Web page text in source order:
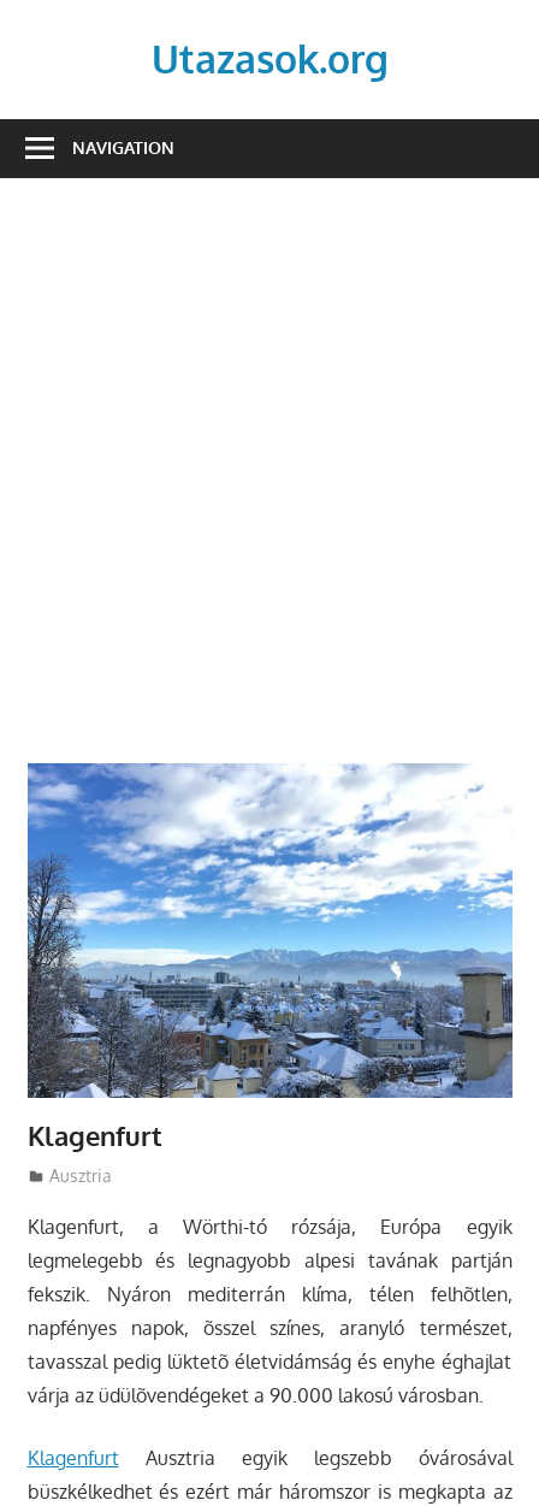
Utazasok.org
NAVIGATION
Klagenfurt
Utazasok.org
Ausztria
Klagenfurt, a Wörthi-tó rózsája, Európa egyik
legmelegebb és legnagyobb alpesi tavának partján
fekszik. Nyáron mediterrán klíma, télen felhõtlen,
napfényes napok, õsszel színes, aranyló természet,
tavasszal pedig lüktetõ életvidámság és enyhe éghajlat
várja az üdülõvendégeket a 90.000 lakosú városban.
KlagenfurtAusztria egyik legszebb óvárosával
büszkélkedhet és ezért már háromszor is megkapta az